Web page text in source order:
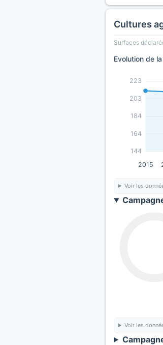
Cultures
Surfaces
Evolution de
144
164
184
203
223
2015
Voir les
Voir les